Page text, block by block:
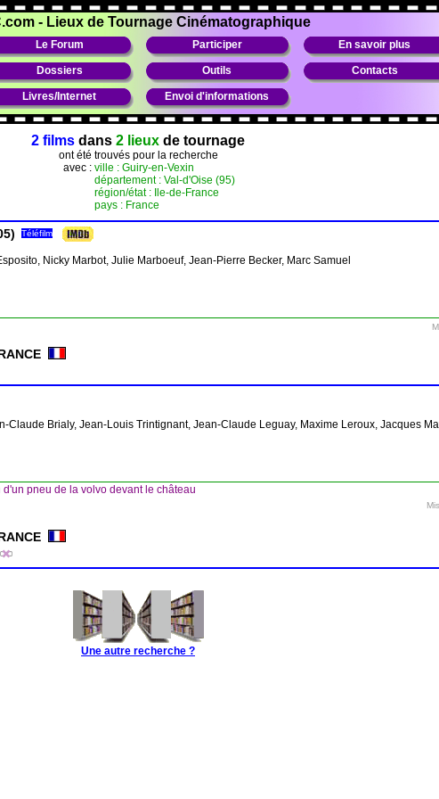
- Lieux de Tournage Cinématographique
Le Forum Participer En savoir plus
Dossiers Outils Contacts
Livres/Internet Envoi d'informations
2 films dans 2 lieux de tournage
ont été trouvés pour la recherche
avec : ville : Guiry-en-Vexin
département : Val-d'Oise (95)
région/état : Ile-de-France
pays : France
Téléfilm
Nicky Marbot, Julie Marboeuf, Jean-Pierre Becker, Marc Samuel
Claude Brialy, Jean-Louis Trintignant, Jean-Claude Leguay, Maxime Leroux, Jacques
pneu de la volvo devant le château
Une autre recherche ?